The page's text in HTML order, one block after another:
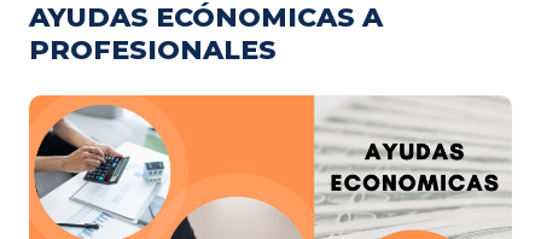
AYUDAS ECÓNOMICAS A
PROFESIONALES